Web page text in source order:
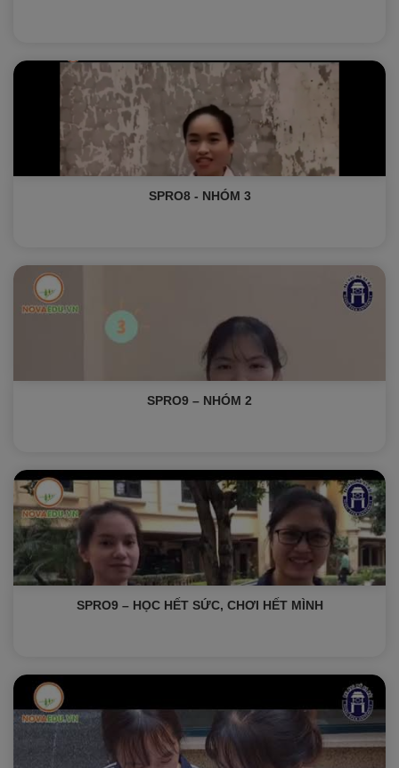
SPRO8 - NHÓM 3
SPRO9 – NHÓM 2
SPRO9 – HỌC HẾT SỨC, CHƠI HẾT MÌNH